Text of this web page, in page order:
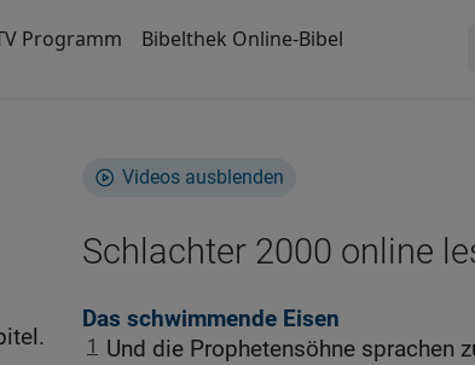
Programm Bibelthek Online-Bibel
Videos ausblenden
Schlachter 2000 online
Das schwimmende Eisen
1
Und die Prophetensöhne sprachen